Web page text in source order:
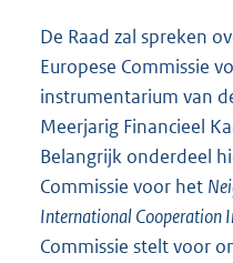
De Raad zal spreken
Europese Commissie
instrumentarium van
Meerjarig Financieel
Belangrijk onderdeel
Commissie voor het
International Cooperation
Commissie stelt voor